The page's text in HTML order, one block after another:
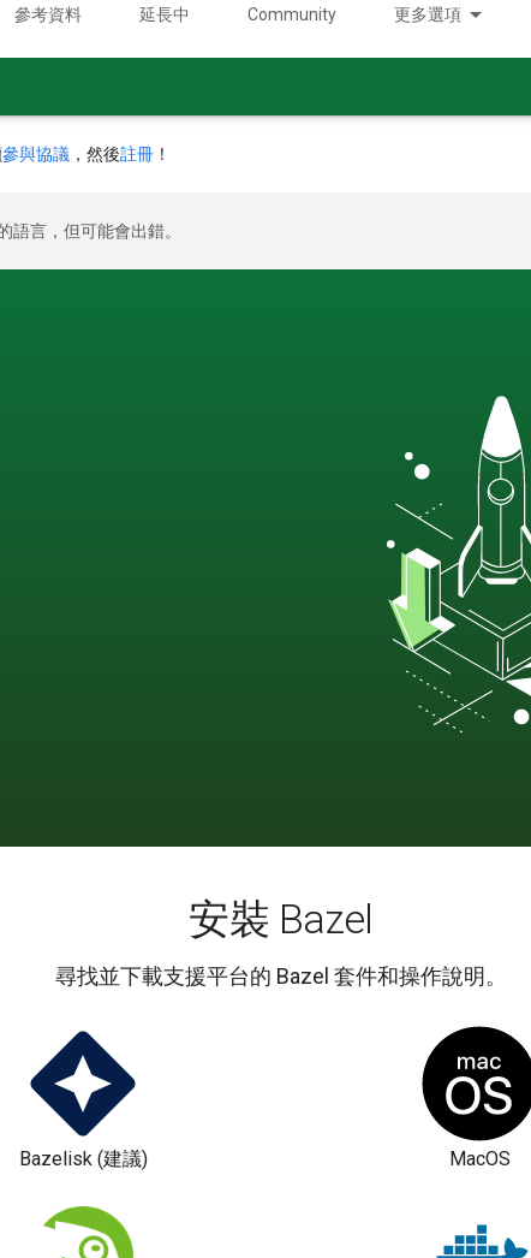
參考資料 延長中 Community 更多選項
參與協議 ，然後註冊 ！
語言，但可能會出錯。
安裝 Bazel
尋找並下載支援平台的 Bazel 套件和操作說明。
Bazelisk (建議) MacOS